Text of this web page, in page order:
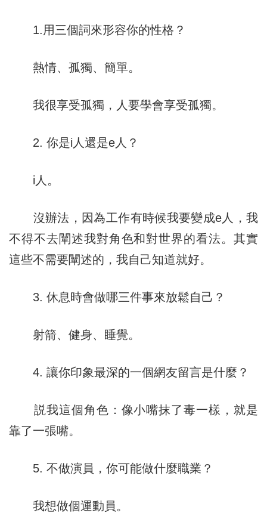
1.用三個詞來形容你的性格？
熱情、孤獨、簡單。
我很享受孤獨，人要學會享受孤獨。
2. 你是i人還是e人？
i人。
沒辦法，因為工作有時候我要變成e人，我
不得不去闡述我對角色和對世界的看法。其實
這些不需要闡述的，我自己知道就好。
3. 休息時會做哪三件事來放鬆自己？
射箭、健身、睡覺。
4. 讓你印象最深的一個網友留言是什麼？
説我這個角色：像小嘴抹了毒一樣，就是
靠了一張嘴。
5. 不做演員，你可能做什麼職業？
我想做個運動員。